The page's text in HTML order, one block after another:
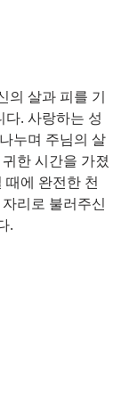
의 살과 피를 기
. 사랑하는 성
누며 주님의 살
한 시간을 가졌
때에 완전한 천
리로 불러주신
.